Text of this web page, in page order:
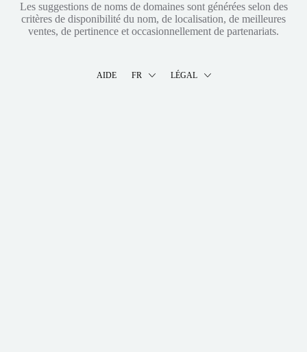
Les suggestions de noms de domaines sont générées selon des
critères de disponibilité du nom, de localisation, de meilleures
ventes, de pertinence et occasionnellement de partenariats.
AIDE FR LÉGAL